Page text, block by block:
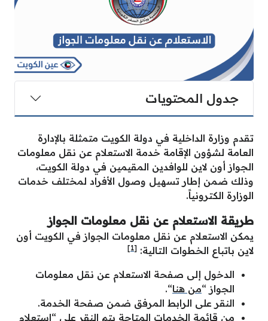
جدول المحتويات
تقدم وزارة الداخلية في دولة الكويت متمثلة بالإدارة
العامة لشؤون الإقامة خدمة الاستعلام عن نقل معلومات
الجواز أون لاين للوافدين المقيمين في دولة الكويت،
وذلك ضمن إطار تسهيل وصول الأفراد لمختلف خدمات
الوزارة الكترونياً.
طريقة الاستعلام عن نقل معلومات الجواز
يمكن الاستعلام عن نقل معلومات الجواز في الكويت أون
لاين باتباع الخطوات التالية: [1]
الدخول إلى صفحة الاستعلام عن نقل معلومات
الجواز “من هنا“.
النقر على الرابط المرفق ضمن صفحة الخدمة.
من قائمة الخدمات المتاحة يتم النقر على “استعلام